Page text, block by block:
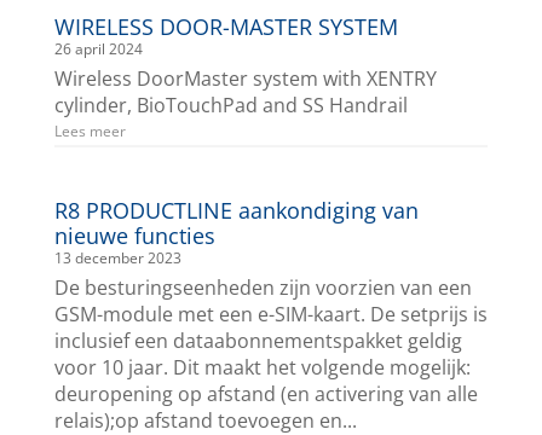
WIRELESS DOOR-MASTER SYSTEM
26 april 2024
Wireless DoorMaster system with XENTRY
cylinder, BioTouchPad and SS Handrail
Lees meer
R8 PRODUCTLINE aankondiging van
nieuwe functies
13 december 2023
De besturingseenheden zijn voorzien van een
GSM-module met een e-SIM-kaart. De setprijs is
inclusief een dataabonnementspakket geldig
voor 10 jaar. Dit maakt het volgende mogelijk:
deuropening op afstand (en activering van alle
relais);op afstand toevoegen en...